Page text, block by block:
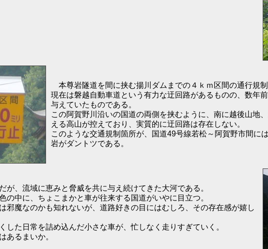
本尊岩隧道を間に挟む揚川ダムまでの４ｋｍ区間の通行規制
現在は磐越自動車道という有力な迂回路があるものの、数年
与えていたものである。
この阿賀野川沿いの国道の両側を挟むように、南に越後山地
える高山が控えており、実質的に迂回路は存在しない。
このような交通規制箇所が、国道49号線若松～阿賀野市間に
岩がダントツである。
、流域に恵みと脅威を共に与え続けてきた大河である。
の中に、ちょこまかと車が往来する国道がいやに目立つ。
邪魔なのかも知れないが、道路好きの目にはむしろ、その存在感が嬉し
した日常を詰め込んだ小さな車が、忙しなく走りすぎていく。
あるまいか。